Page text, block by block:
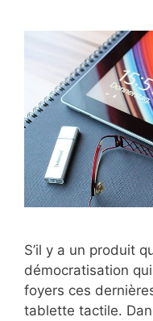
S’il y a un produit
démocratisation
foyers ces
tablette tactile.